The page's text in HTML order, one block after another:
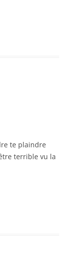
te plaindre
terrible vu la